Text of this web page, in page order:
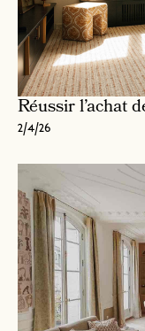
Réussir l’achat
2/4/26